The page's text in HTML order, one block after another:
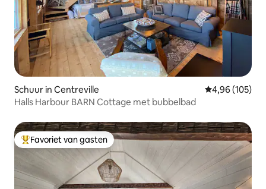
Schuur in Centreville Gemiddelde
4,96 (105)
Halls Harbour BARN Cottage met bubbelbad
Topfavoriet van gasten
Favoriet van gasten